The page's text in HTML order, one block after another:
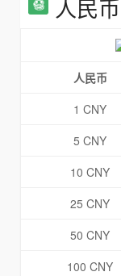
人民
人民币
1 CNY
5 CNY
10 CNY
25 CNY
50 CNY
100 CNY